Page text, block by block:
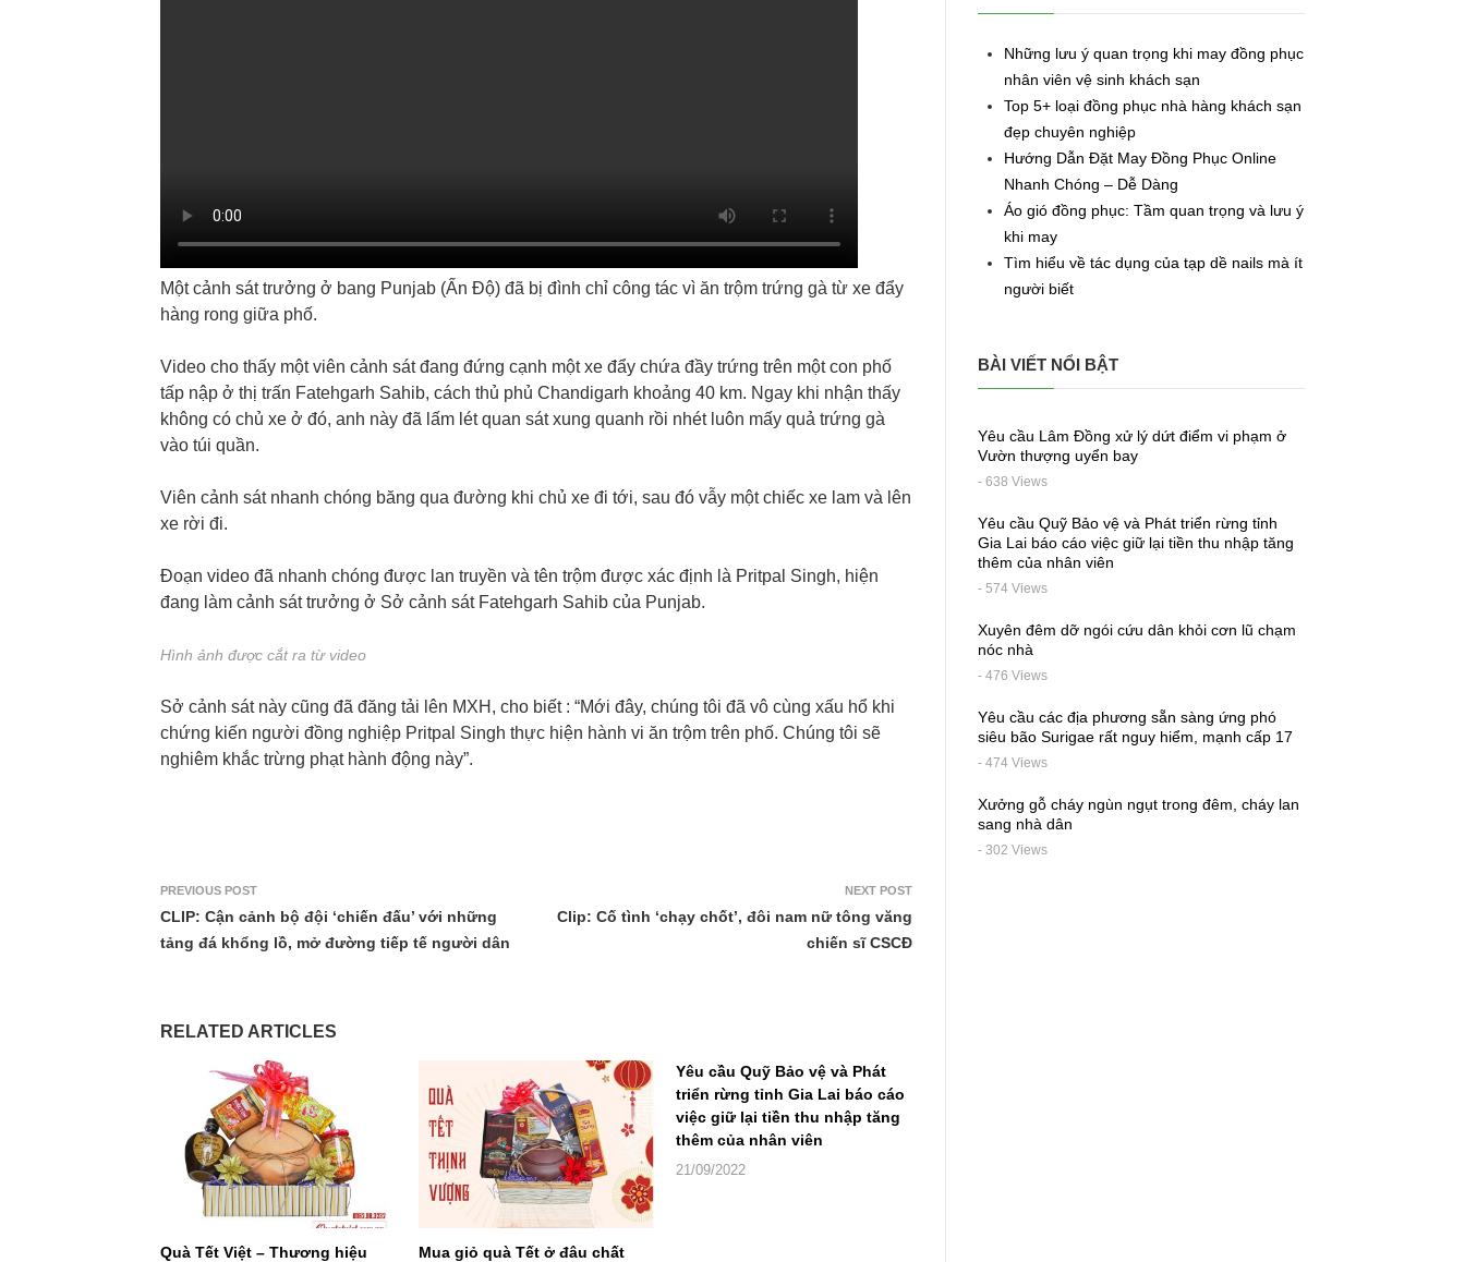
Một cảnh sát trưởng ở bang Punjab (Ấn Độ) đã bị đình chỉ công tác vì ăn trộm trứng gà từ xe đẩy
hàng rong giữa phố.
Video cho thấy một viên cảnh sát đang đứng cạnh một xe đẩy chứa đầy trứng trên một con phố
tấp nập ở thị trấn Fatehgarh Sahib, cách thủ phủ Chandigarh khoảng 40 km. Ngay khi nhận thấy
không có chủ xe ở đó, anh này đã lấm lét quan sát xung quanh rồi nhét luôn mấy quả trứng gà
vào túi quần.
Viên cảnh sát nhanh chóng băng qua đường khi chủ xe đi tới, sau đó vẫy một chiếc xe lam và lên
xe rời đi.
Đoạn video đã nhanh chóng được lan truyền và tên trộm được xác định là Pritpal Singh, hiện
đang làm cảnh sát trưởng ở Sở cảnh sát Fatehgarh Sahib của Punjab.
Hình ảnh được cắt ra từ video
Sở cảnh sát này cũng đã đăng tải lên MXH, cho biết : “Mới đây, chúng tôi đã vô cùng xấu hổ khi
chứng kiến người đồng nghiệp Pritpal Singh thực hiện hành vi ăn trộm trên phố. Chúng tôi sẽ
nghiêm khắc trừng phạt hành động này”.
PREVIOUS POST
CLIP: Cận cảnh bộ đội ‘chiến đấu’ với những
tảng đá khổng lồ, mở đường tiếp tế người dân
NEXT POST
Clip: Cố tình ‘chạy chốt’, đôi nam nữ tông văng
chiến sĩ CSCĐ
RELATED ARTICLES
Quà Tết Việt – Thương hiệu Mua giỏ quà Tết ở đâu chất
Yêu cầu Quỹ Bảo vệ và Phát
triển rừng tỉnh Gia Lai báo cáo
việc giữ lại tiền thu nhập tăng
thêm của nhân viên
21/09/2022
Những lưu ý quan trọng khi may đồng phục
nhân viên vệ sinh khách sạn
Top 5+ loại đồng phục nhà hàng khách sạn
đẹp chuyên nghiệp
Hướng Dẫn Đặt May Đồng Phục Online
Nhanh Chóng – Dễ Dàng
Áo gió đồng phục: Tầm quan trọng và lưu ý
khi may
Tìm hiểu về tác dụng của tạp dề nails mà ít
người biết
BÀI VIẾT NỔI BẬT
Yêu cầu Lâm Đồng xử lý dứt điểm vi phạm ở
Vườn thượng uyển bay
- 638 Views
Yêu cầu Quỹ Bảo vệ và Phát triển rừng tỉnh
Gia Lai báo cáo việc giữ lại tiền thu nhập tăng
thêm của nhân viên
- 574 Views
Xuyên đêm dỡ ngói cứu dân khỏi cơn lũ chạm
nóc nhà
- 476 Views
Yêu cầu các địa phương sẵn sàng ứng phó
siêu bão Surigae rất nguy hiểm, mạnh cấp 17
- 474 Views
Xưởng gỗ cháy ngùn ngụt trong đêm, cháy lan
sang nhà dân
- 302 Views